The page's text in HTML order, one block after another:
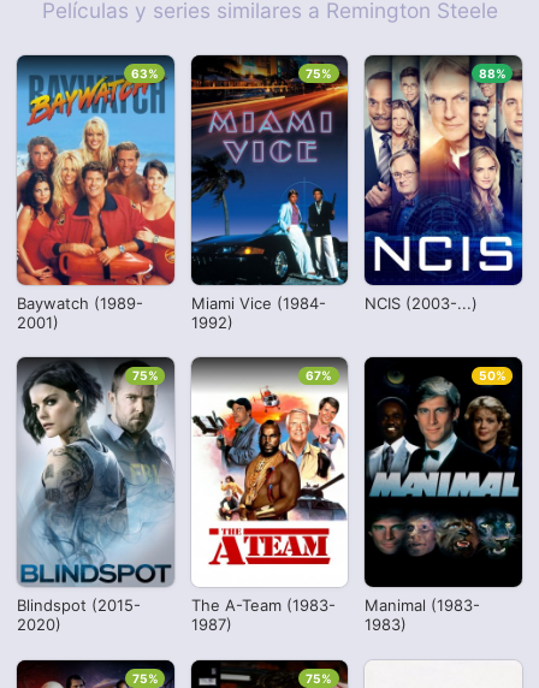
Películas y series similares a Remington Steele
Baywatch (1989-
2001)
63%
Miami Vice (1984-
1992)
75%
NCIS (2003-...)
88%
Blindspot (2015-
2020)
75%
The A-Team (1983-
1987)
67%
Manimal (1983-
1983)
50%
75% 75%